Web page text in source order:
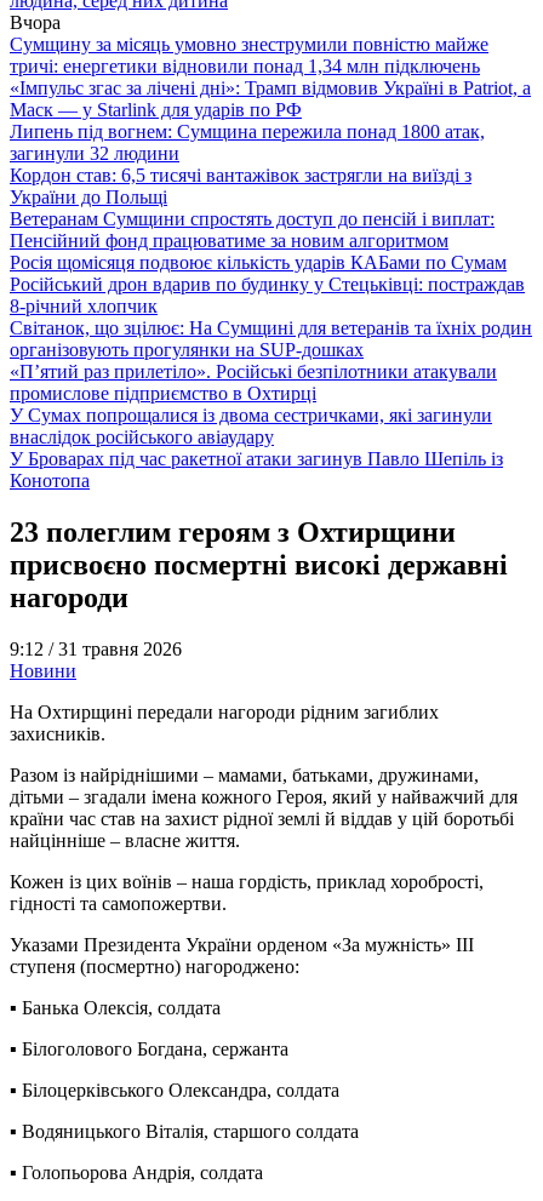
Вчора
Сумщину за місяць умовно знеструмили повністю майже
тричі: енергетики відновили понад 1,34 млн підключень
«Імпульс згас за лічені дні»: Трамп відмовив Україні в Patriot, а
Маск — у Starlink для ударів по РФ
Липень під вогнем: Сумщина пережила понад 1800 атак,
загинули 32 людини
Кордон став: 6,5 тисячі вантажівок застрягли на виїзді з
України до Польщі
Ветеранам Сумщини спростять доступ до пенсій і виплат:
Пенсійний фонд працюватиме за новим алгоритмом
Росія щомісяця подвоює кількість ударів КАБами по Сумам
Російський дрон вдарив по будинку у Стецьківці: постраждав
8-річний хлопчик
Світанок, що зцілює: На Сумщині для ветеранів та їхніх родин
організовують прогулянки на SUP-дошках
«П’ятий раз прилетіло». Російські безпілотники атакували
промислове підприємство в Охтирці
У Сумах попрощалися із двома сестричками, які загинули
внаслідок російського авіаудару
У Броварах під час ракетної атаки загинув Павло Шепіль із
Конотопа
23 полеглим героям з Охтирщини
присвоєно посмертні високі державні
нагороди
9:12 /31 травня 2026
Новини
На Охтирщині передали нагороди рідним загиблих
захисників.
Разом із найріднішими – мамами, батьками, дружинами,
дітьми – згадали імена кожного Героя, який у найважчий для
країни час став на захист рідної землі й віддав у цій боротьбі
найцінніше – власне життя.
Кожен із цих воїнів – наша гордість, приклад хоробрості,
гідності та самопожертви.
Указами Президента України орденом «За мужність» III
ступеня (посмертно) нагороджено:
▪️ Банька Олексія, солдата
▪️ Білоголового Богдана, сержанта
▪️ Білоцерківського Олександра, солдата
▪️ Водяницького Віталія, старшого солдата
▪️ Голопьорова Андрія, солдата